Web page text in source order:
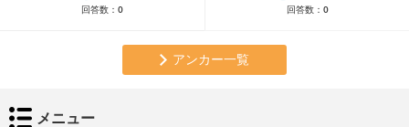
回答数： 0 回答数： 0
アンカー一覧
メニュー